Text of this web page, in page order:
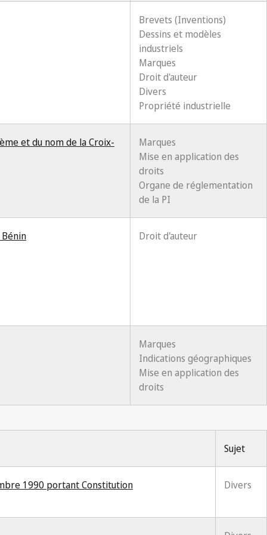
Brevets (Inventions)
Dessins et modèles
industriels
Marques
Droit d'auteur
Divers
Propriété industrielle
et du nom de la Croix-
Marques
Mise en application des
droits
Organe de réglementation
de la PI
Droit d'auteur
Marques
Indications géographiques
Mise en application des
droits
Sujet
1990 portant Constitution Divers